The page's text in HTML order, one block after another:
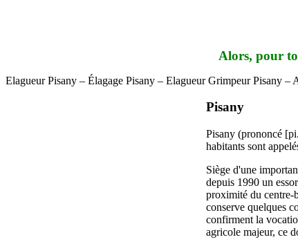
Alors, pour
Elagueur Pisany – Élagage Pisany – Elagueur Grimpeur Pisany –
Pisany
Pisany (prononcé
habitants sont
Siège d'une
depuis 1990 un
proximité du centre-
conserve quelques
confirment la
agricole majeur, ce